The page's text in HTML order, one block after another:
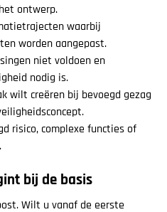
ontwerp.
waarbij
worden aangepast.
niet voldoen en
nodig is.
wilt creëren bij bevoegd gezag
risico, complexe functies of
bij de basis
Wilt u vanaf de eerste